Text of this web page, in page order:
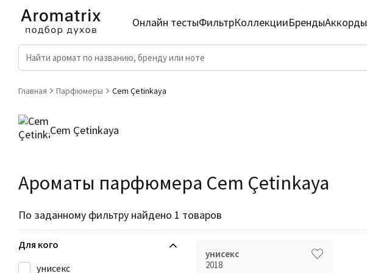
Онлайн тестыФильтрКоллекцииБрендыАккорды
Главная Парфюмеры Cem Çetinkaya
Cem Çetinkaya
Ароматы парфюмера Cem Çetinkaya
По заданному фильтру найдено 1 товаров
Для кого
унисекс
унисекс
2018